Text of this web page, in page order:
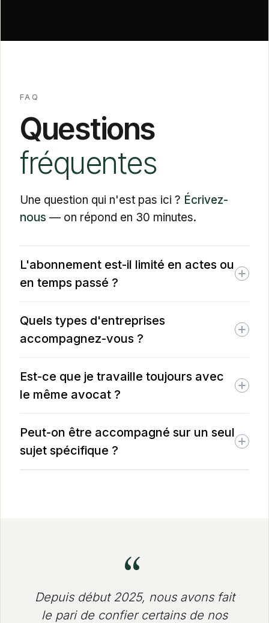
FAQ
Questions
fréquentes
Une question qui n'est pas ici ? Écrivez-
nous — on répond en 30 minutes.
L'abonnement est-il limité en actes ou
en temps passé ?
plafond d'actes ou d'heures. On vous soutient
pleinement, quels que soient vos besoins en cours
Quels types d'entreprises
accompagnez-vous ?
ou leur secteur. On adapte le conseil juridique à vos
besoins spécifiques et à votre stade de
Est-ce que je travaille toujours avec
le même avocat ?
spécialités, notre structure est organisée en
plusieurs équipes d'experts. Pour chaque demande
pouvez souscrire à notre option
Peut-on être accompagné sur un seul
sujet spécifique ?
“
Depuis début 2025, nous avons fait
le pari de confier certains de nos